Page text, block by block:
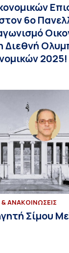
6o
Διεθνή
2025!
ΑΝΑΚΟΙΝΩΣΕΙΣ
Σίμου